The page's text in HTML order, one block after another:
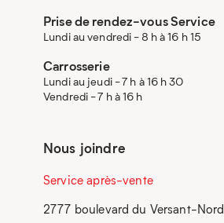
Prise de rendez-vous Service
Lundi au vendredi - 8 h à 16 h 15
Carrosserie
Lundi au jeudi - 7 h à 16 h 30
Vendredi - 7 h à 16 h
Nous joindre
Service après-vente
2777 boulevard du Versant-Nord